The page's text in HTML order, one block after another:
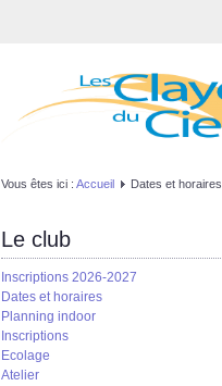
Vous êtes ici : Accueil Dates et horaires
Le club
Inscriptions 2026-2027
Dates et horaires
Planning indoor
Inscriptions
Ecolage
Atelier